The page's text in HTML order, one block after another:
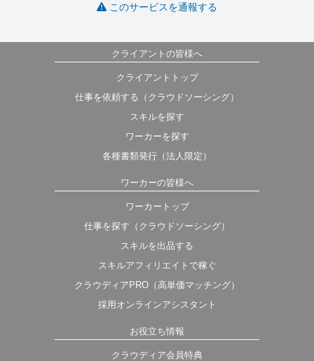
このサービスを通報する
クライアントの皆様へ
クライアントトップ
仕事を依頼する（クラウドソーシング）
スキルを探す
ワーカーを探す
各種書類発行（法人限定）
ワーカーの皆様へ
ワーカートップ
仕事を探す（クラウドソーシング）
スキルを出品する
スキルアフィリエイトで稼ぐ
クラウディアPRO（高単価マッチング）
採用オンラインアシスタント
お役立ち情報
クラウディア会員特典